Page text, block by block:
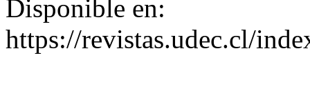
Disponible en:
https://revistas.udec.cl/